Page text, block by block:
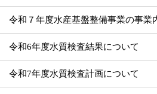
令和７年度水産基盤整備事業の事業
令和6年度水質検査結果について
令和7年度水質検査計画について